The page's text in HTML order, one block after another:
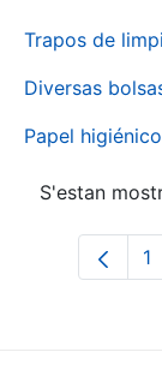
Trapos de
Diversas
Papel
S'estan
1